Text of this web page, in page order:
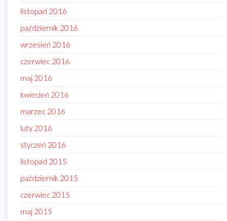
listopad 2016
październik 2016
wrzesień 2016
czerwiec 2016
maj 2016
kwiecień 2016
marzec 2016
luty 2016
styczeń 2016
listopad 2015
październik 2015
czerwiec 2015
maj 2015